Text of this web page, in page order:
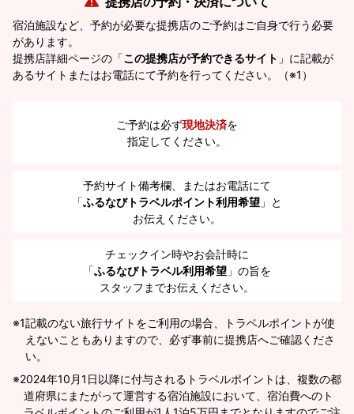
宿泊施設など、予約が必要な提携店のご予約はご自身で行う必要
があります。
提携店詳細ページの「この提携店が予約できるサイト 」に記載が
あるサイトまたはお電話にて予約を行ってください。（※1）
ご予約は必ず現地決済を
指定してください。
予約サイト備考欄、またはお電話にて
「ふるなびトラベルポイント利用希望 」と
お伝えください。
チェックイン時やお会計時に
「ふるなびトラベル利用希望 」の旨を
スタッフまでお伝えください。
※1記載のない旅行サイトをご利用の場合、トラベルポイントが使
えないこともありますので、必ず事前に提携店へご確認くださ
い。
2024年10月1日以降に付与されるトラベルポイントは、複数の都
道府県にまたがって運営する宿泊施設において、宿泊費へのト